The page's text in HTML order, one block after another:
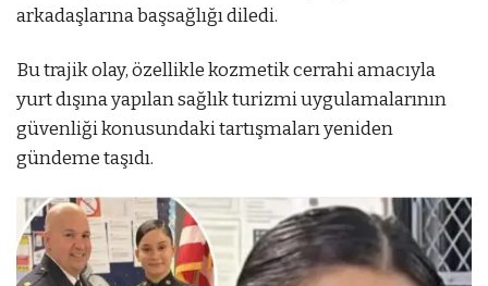
arkadaşlarına başsağlığı diledi.
Bu trajik olay, özellikle kozmetik cerrahi amacıyla
yurt dışına yapılan sağlık turizmi uygulamalarının
güvenliği konusundaki tartışmaları yeniden
gündeme taşıdı.